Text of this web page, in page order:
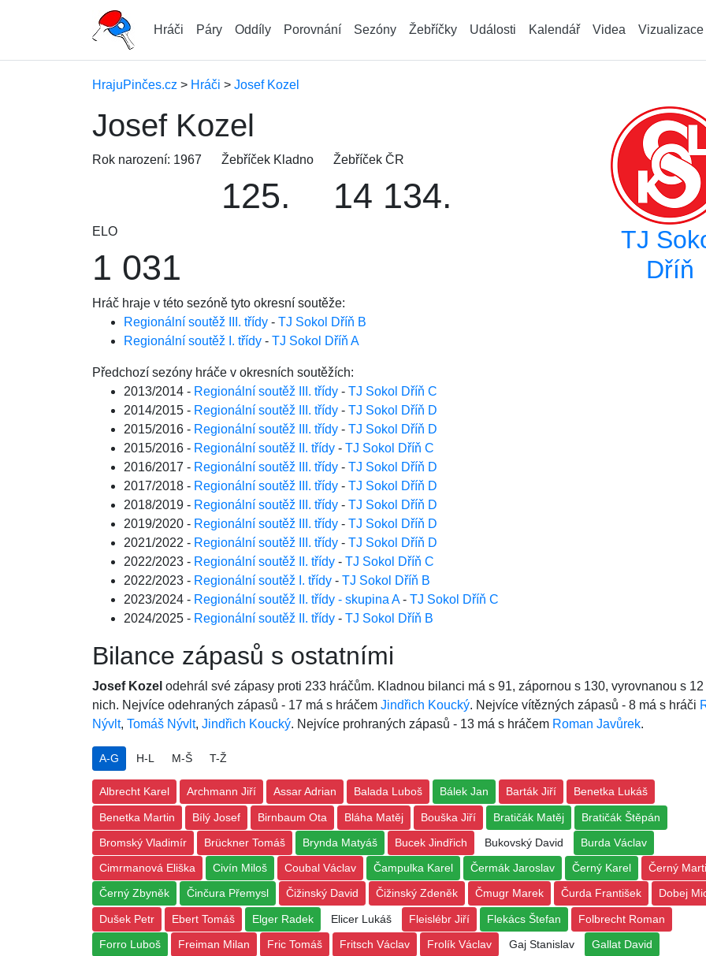
Hráči Páry Oddíly Porovnání Sezóny Žebříčky Události Kalendář Videa Vizualizace
HrajuPinčes.cz > Hráči > Josef Kozel
Josef Kozel
Rok narození: 1967 Žebříček Kladno
125.
Žebříček ČR
14 134.
ELO
1 031
Hráč hraje v této sezóně tyto okresní soutěže:
Regionální soutěž III. třídy - TJ Sokol Dříň B
Regionální soutěž I. třídy - TJ Sokol Dříň A
Předchozí sezóny hráče v okresních soutěžích:
2013/2014 - Regionální soutěž III. třídy - TJ Sokol Dříň C
2014/2015 - Regionální soutěž III. třídy - TJ Sokol Dříň D
2015/2016 - Regionální soutěž III. třídy - TJ Sokol Dříň D
2015/2016 - Regionální soutěž II. třídy - TJ Sokol Dříň C
2016/2017 - Regionální soutěž III. třídy - TJ Sokol Dříň D
2017/2018 - Regionální soutěž III. třídy - TJ Sokol Dříň D
2018/2019 - Regionální soutěž III. třídy - TJ Sokol Dříň D
2019/2020 - Regionální soutěž III. třídy - TJ Sokol Dříň D
2021/2022 - Regionální soutěž III. třídy - TJ Sokol Dříň D
2022/2023 - Regionální soutěž II. třídy - TJ Sokol Dříň C
2022/2023 - Regionální soutěž I. třídy - TJ Sokol Dříň B
2023/2024 - Regionální soutěž II. třídy - skupina A- TJ Sokol Dříň C
2024/2025 - Regionální soutěž II. třídy - TJ Sokol Dříň B
TJ
Dříň
Bilance zápasů s ostatními
Josef Kozel odehrál své zápasy proti 233 hráčům. Kladnou bilanci má s 91, zápornou s 130, vyrovnanou s 12
nich. Nejvíce odehraných zápasů - 17 má s hráčem Jindřich Koucký. Nejvíce vítězných zápasů - 8 má s hráči
Nývlt, Tomáš Nývlt, Jindřich Koucký. Nejvíce prohraných zápasů - 13 má s hráčem Roman Javůrek.
A-G H-L M-Š T-Ž
Albrecht Karel Archmann Jiří Assar Adrian Balada Luboš Bálek Jan Barták Jiří Benetka Lukáš
Benetka Martin Bílý Josef Birnbaum Ota Bláha Matěj Bouška Jiří Bratičák Matěj Bratičák Štěpán
Bromský Vladimír Brückner Tomáš Brynda Matyáš Bucek Jindřich Bukovský David Burda Václav
Cimrmanová Eliška Civín Miloš Coubal Václav Čampulka Karel Čermák Jaroslav Černý Karel Černý
Černý Zbyněk Činčura Přemysl Čižinský David Čižinský Zdeněk Čmugr Marek Čurda František Dobej
Dušek Petr Ebert Tomáš Elger Radek Elicer Lukáš Fleislébr Jiří Flekács Štefan Folbrecht Roman
Forro Luboš Freiman Milan Fric Tomáš Fritsch Václav Frolík Václav Gaj Stanislav Gallat David